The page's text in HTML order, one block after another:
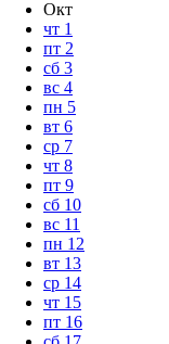
Окт
чт 1
пт 2
сб 3
вс 4
пн 5
вт 6
ср 7
чт 8
пт 9
сб 10
вс 11
пн 12
вт 13
ср 14
чт 15
пт 16